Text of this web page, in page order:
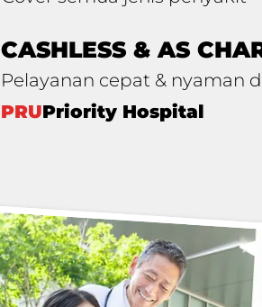
Pelayanan cepat & nyaman
CASHLESS & AS
PRUPriority Hospital